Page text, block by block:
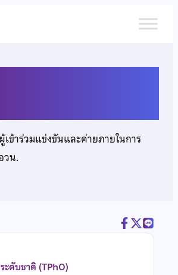
ข้าร่วมแข่งขันและค่ายภายในการ
วน.
ดับชาติ (TPhO)